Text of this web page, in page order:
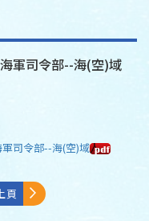
軍司令部--海(空)域
司令部--海(空)域
頁